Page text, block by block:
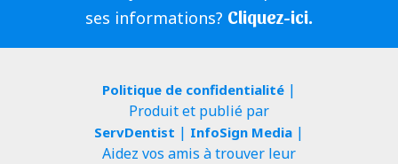
ses informations? Cliquez-ici.
Politique de confidentialité|
Produit et publié par
ServDentist | InfoSign Media|
Aidez vos amis à trouver leur